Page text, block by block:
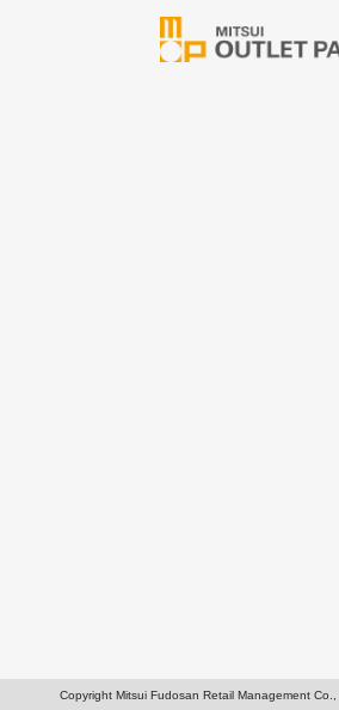
Copyright Mitsui Fudosan Retail Management Co.,